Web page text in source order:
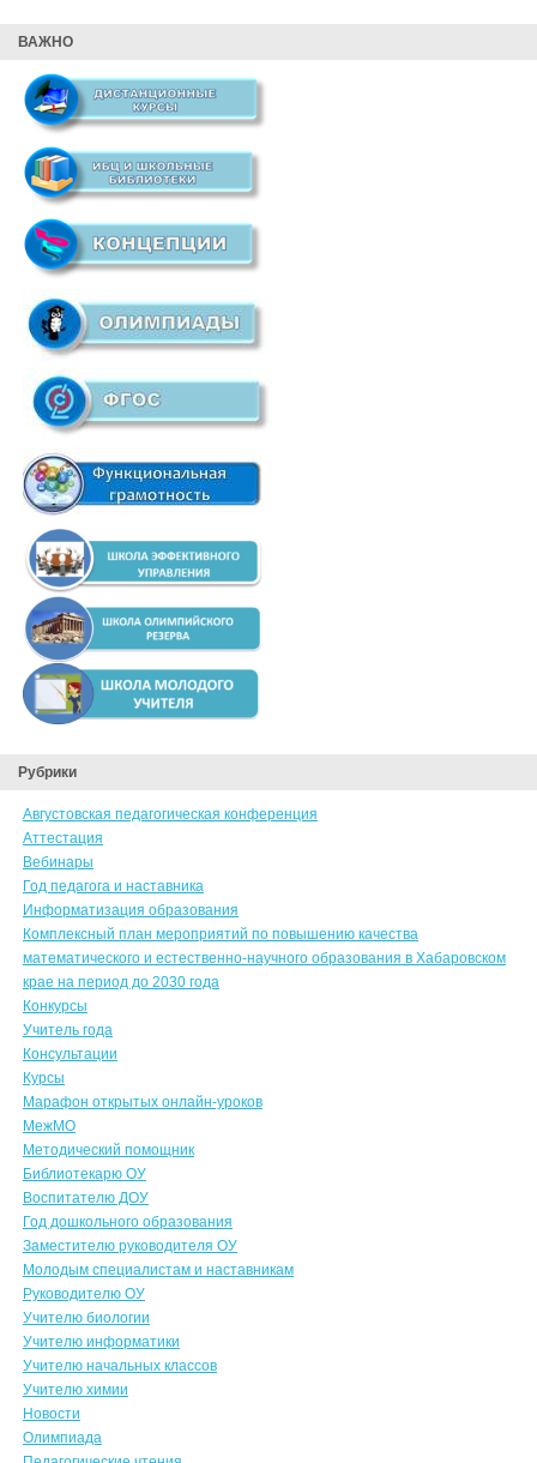
ВАЖНО
Рубрики
Августовская педагогическая конференция
Аттестация
Вебинары
Год педагога и наставника
Информатизация образования
Комплексный план мероприятий по повышению качества
математического и естественно-научного образования в Хабаровском
крае на период до 2030 года
Конкурсы
Учитель года
Консультации
Курсы
Марафон открытых онлайн-уроков
МежМО
Методический помощник
Библиотекарю ОУ
Воспитателю ДОУ
Год дошкольного образования
Заместителю руководителя ОУ
Молодым специалистам и наставникам
Руководителю ОУ
Учителю биологии
Учителю информатики
Учителю начальных классов
Учителю химии
Новости
Олимпиада